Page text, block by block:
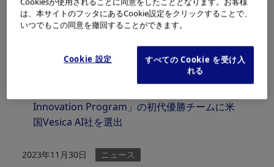
オリンパス、「Dow Jones Sustainability
World Index （DJSI World）」に3年連続で選
Innovation Program」の初代優勝チームに米
国Vesica AI社を選出
2023年11月30日 ニュース
は、本サイトのフッタにあるCookie設定をクリックすることで、
いつでもこの同意を撤回することができます。
Cookie 設定
すべての Cookie を受け入
れる